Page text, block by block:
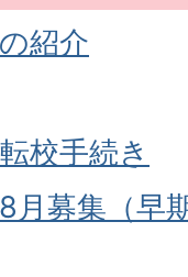
紹介
校手続き
月募集（早